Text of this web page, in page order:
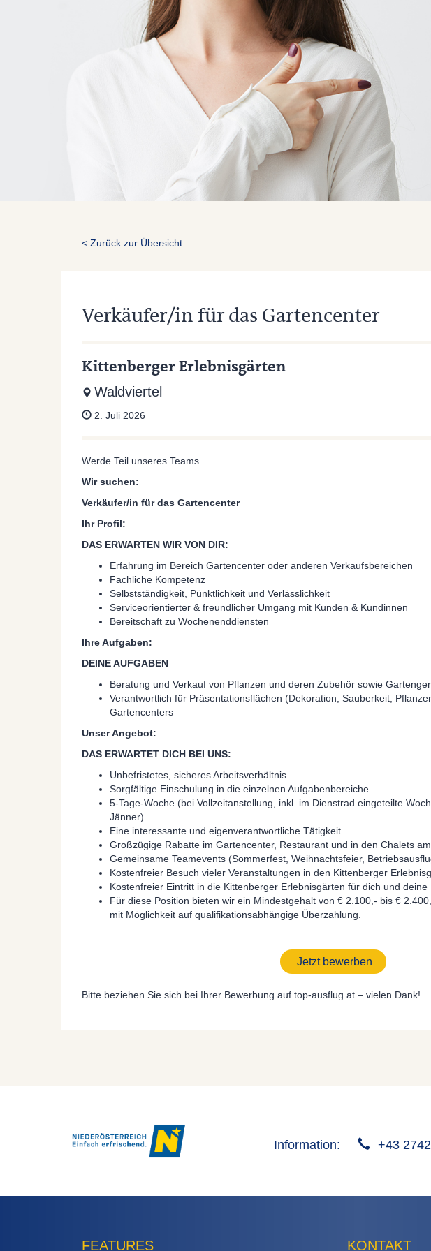
< Zurück zur Übersicht
Verkäufer/in für das Gartencenter
Kittenberger Erlebnisgärten
Waldviertel
2. Juli 2026
Werde Teil unseres Teams
Wir suchen:
Verkäufer/in für das Gartencenter
Ihr Profil:
DAS ERWARTEN WIR VON DIR:
Erfahrung im Bereich Gartencenter oder anderen Verkaufsbereichen
Fachliche Kompetenz
Selbstständigkeit, Pünktlichkeit und Verlässlichkeit
Serviceorientierter & freundlicher Umgang mit Kunden & Kundinnen
Bereitschaft zu Wochenenddiensten
Ihre Aufgaben:
DEINE AUFGABEN
Beratung und Verkauf von Pflanzen und deren Zubehör sowie
Verantwortlich für Präsentationsflächen (Dekoration, Sauberkeit,
Gartencenters
Unser Angebot:
DAS ERWARTET DICH BEI UNS:
Unbefristetes, sicheres Arbeitsverhältnis
Sorgfältige Einschulung in die einzelnen Aufgabenbereiche
5-Tage-Woche (bei Vollzeitanstellung, inkl. im Dienstrad eingeteilte
Jänner)
Eine interessante und eigenverantwortliche Tätigkeit
Großzügige Rabatte im Gartencenter, Restaurant und in den Chalets
Gemeinsame Teamevents (Sommerfest, Weihnachtsfeier,
Kostenfreier Besuch vieler Veranstaltungen in den Kittenberger
Kostenfreier Eintritt in die Kittenberger Erlebnisgärten für dich und deine
Für diese Position bieten wir ein Mindestgehalt von € 2.100,- bis €
mit Möglichkeit auf qualifikationsabhängige Überzahlung.
Jetzt bewerben
Bitte beziehen Sie sich bei Ihrer Bewerbung auf top-ausflug.at – vielen Dank!
Information: +43
FEATURES KONTAKT